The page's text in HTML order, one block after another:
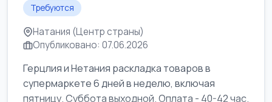
Требуются
Натания (Центр страны)
Опубликовано: 07.06.2026
Герцлия и Нетания раскладка товаров в
супермаркете 6 дней в неделю, включая
пятницу. Суббота выходной. Оплата - 40-42 час.